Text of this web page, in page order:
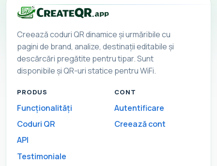
Creează coduri QR dinamice și urmăribile cu
pagini de brand, analize, destinații editabile și
descărcări pregătite pentru tipar. Sunt
disponibile și QR-uri statice pentru WiFi.
PRODUS
Funcționalități
Coduri QR
API
Testimoniale
CONT
Autentificare
Creează cont